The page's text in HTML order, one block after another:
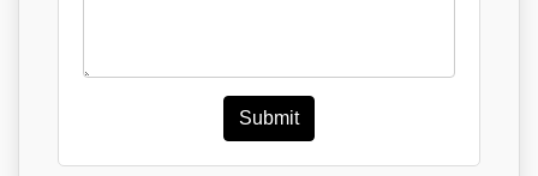
Submit